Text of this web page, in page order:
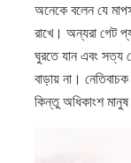
অনেকে বলেন যে
রাখে। অন্যরা গেট
ঘুরতে যান এবং সত্য
বাড়ায় না।
কিন্তু অধিকাংশ মানুষ